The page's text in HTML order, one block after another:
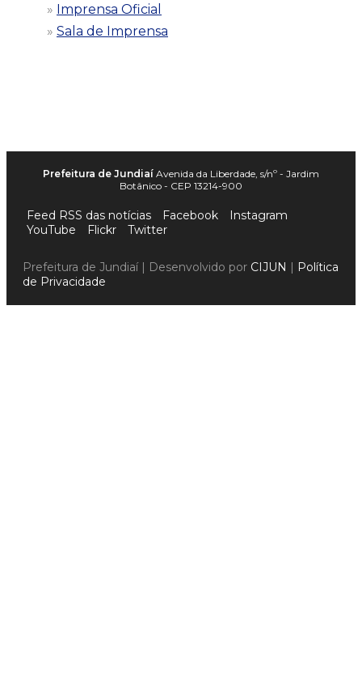
Imprensa Oficial
Sala de Imprensa
Prefeitura de Jundiaí Avenida da Liberdade, s/nº - Jardim
Botânico - CEP 13214-900
Feed RSS das notícias Facebook
Instagram
YouTube
Flickr Twitter
Prefeitura de Jundiaí | Desenvolvido por CIJUN | Política
de Privacidade